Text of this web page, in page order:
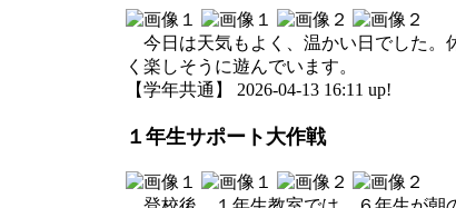
今日は天気もよく、温かい日でした。
く楽しそうに遊んでいます。
【学年共通】 2026-04-13 16:11 up!
１年生サポート大作戦